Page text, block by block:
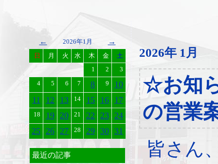
← 2026年1月 →
日 月 火 水 木 金
土
1
2
3
4
5 6 7 8 9
10
11
12 13 14 15 16 17
18 19 20 21 22 23 24
25 26 27 28 29 30 31
最近の記事
2026年 1月
☆お知
の営業
皆さん